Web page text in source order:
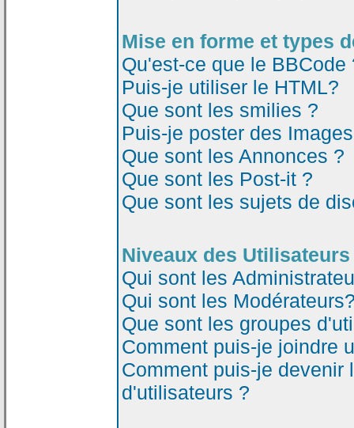
Mise en forme et types
Qu'est-ce que le BBCode
Puis-je utiliser le HTML?
Que sont les smilies ?
Puis-je poster des
Que sont les Annonces ?
Que sont les Post-it ?
Que sont les sujets de
Niveaux des
Qui sont les
Qui sont les
Que sont les groupes
Comment puis-je joindre
Comment puis-je devenir
d'utilisateurs ?